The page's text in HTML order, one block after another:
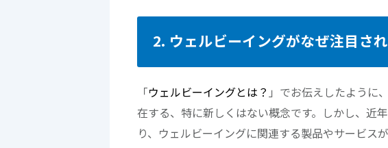
2. ウェルビーイングがなぜ注目さ
「ウェルビーイングとは？ 」でお伝えしたように
在する、特に新しくはない概念です。しかし、近
り、ウェルビーイングに関連する製品やサービス